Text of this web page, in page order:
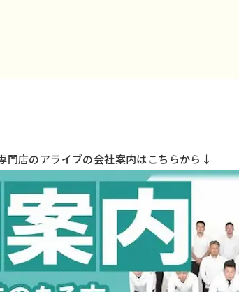
門店のアライブの会社案内はこちらから↓